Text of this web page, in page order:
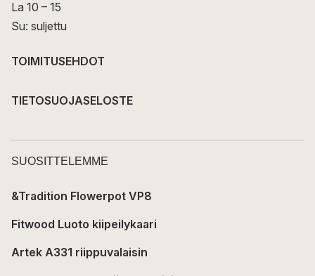
La 10 – 15
Su: suljettu
TOIMITUSEHDOT
TIETOSUOJASELOSTE
SUOSITTELEMME
&Tradition Flowerpot VP8
Fitwood Luoto kiipeilykaari
Artek A331 riippuvalaisin